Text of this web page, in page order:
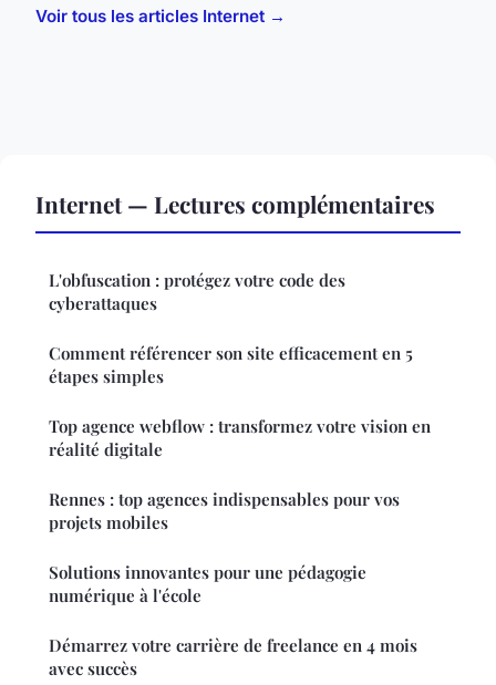
Voir tous les articles Internet →
Internet — Lectures complémentaires
L'obfuscation : protégez votre code des
cyberattaques
Comment référencer son site efficacement en 5
étapes simples
Top agence webflow : transformez votre vision en
réalité digitale
Rennes : top agences indispensables pour vos
projets mobiles
Solutions innovantes pour une pédagogie
numérique à l'école
Démarrez votre carrière de freelance en 4 mois
avec succès